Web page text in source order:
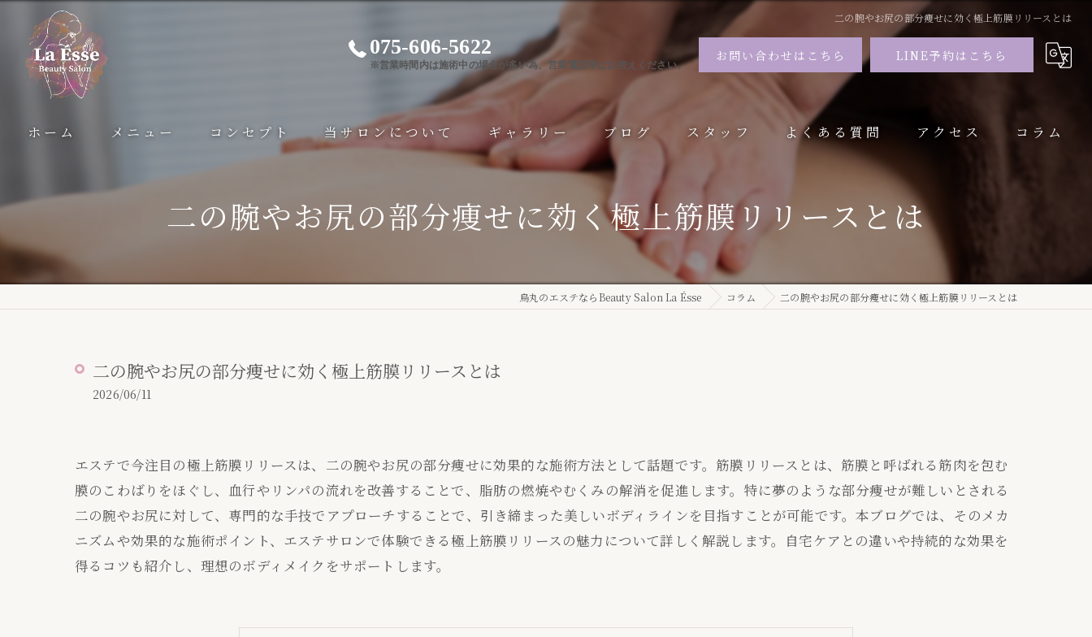
二の腕やお尻の部分痩せに効く極上筋膜リリースとは
075-606-5622
※営業時間内は施術中の場合が多い為、営業電話等はお控えください。
お問い合わせはこちら LINE予約はこちら
ホーム メニュー
サーモシェイプ
パワーレメディ
コンセプト 当サロンについて
小顔
ブライダル
ギャラリー ブログ スタッフ よくある質問 アクセス コラム
二の腕やお尻の部分痩せに効く極上筋膜リリースとは
烏丸のエステならBeauty Salon La Ésse コラム 二の腕やお尻の部分痩せに効く極上筋膜リリースとは
二の腕やお尻の部分痩せに効く極上筋膜リリースとは
2026/06/11
エステで今注目の極上筋膜リリースは、二の腕やお尻の部分痩せに効果的な施術方法として話題です。筋膜リリースとは、筋膜と呼ばれる筋肉を包む
膜のこわばりをほぐし、血行やリンパの流れを改善することで、脂肪の燃焼やむくみの解消を促進します。特に夢のような部分痩せが難しいとされる
二の腕やお尻に対して、専門的な手技でアプローチすることで、引き締まった美しいボディラインを目指すことが可能です。本ブログでは、そのメカ
ニズムや効果的な施術ポイント、エステサロンで体験できる極上筋膜リリースの魅力について詳しく解説します。自宅ケアとの違いや持続的な効果を
得るコツも紹介し、理想のボディメイクをサポートします。